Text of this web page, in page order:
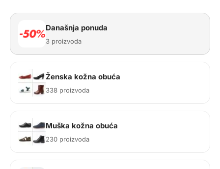
Današnja ponuda
3 proizvoda
Ženska kožna obuća
338 proizvoda
Muška kožna obuća
230 proizvoda